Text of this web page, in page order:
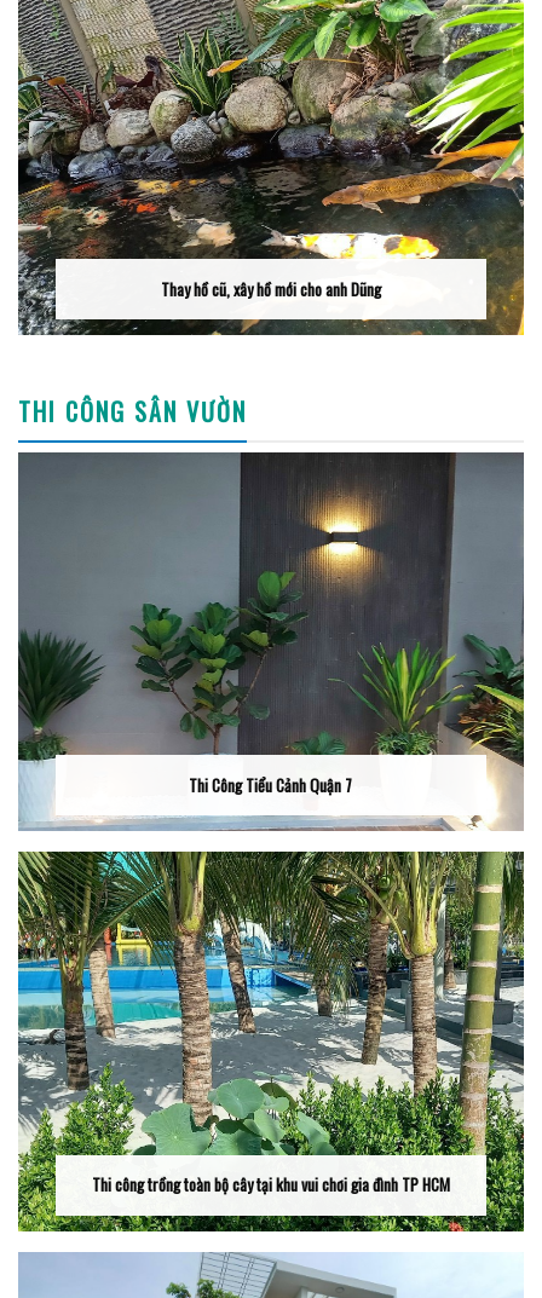
Thay hồ cũ, xây hồ mới cho anh Dũng
THI CÔNG SÂN VƯỜN
Thi Công Tiểu Cảnh Quận 7
Thi công trồng toàn bộ cây tại khu vui chơi gia đình TP HCM